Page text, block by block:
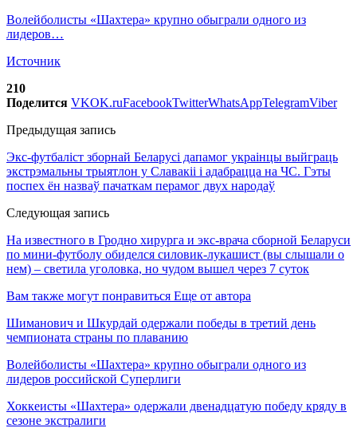
Волейболисты «Шахтера» крупно обыграли одного из
лидеров…
Источник
210
Поделится VKOK.ruFacebookTwitterWhatsAppTelegramViber
Предыдущая запись
Экс-футбаліст зборнай Беларусі дапамог украінцы выйграць
экстрэмальны трыятлон у Славакіі і адабрацца на ЧС. Гэты
поспех ён назваў пачаткам перамог двух народаў
Следующая запись
На известного в Гродно хирурга и экс-врача сборной Беларуси
по мини-футболу обиделся силовик-лукашист (вы слышали о
нем) – светила уголовка, но чудом вышел через 7 суток
Вам также могут понравиться Еще от автора
Шиманович и Шкурдай одержали победы в третий день
чемпионата страны по плаванию
Волейболисты «Шахтера» крупно обыграли одного из
лидеров российской Суперлиги
Хоккеисты «Шахтера» одержали двенадцатую победу кряду в
сезоне экстралиги